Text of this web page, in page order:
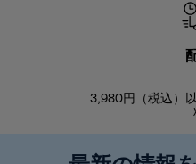
3,980円（税込）